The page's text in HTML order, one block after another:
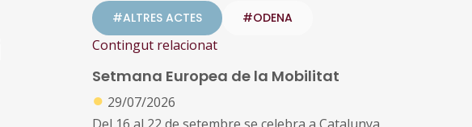
#ALTRES ACTES #ODENA
Contingut relacionat
Setmana Europea de la Mobilitat
● 29/07/2026